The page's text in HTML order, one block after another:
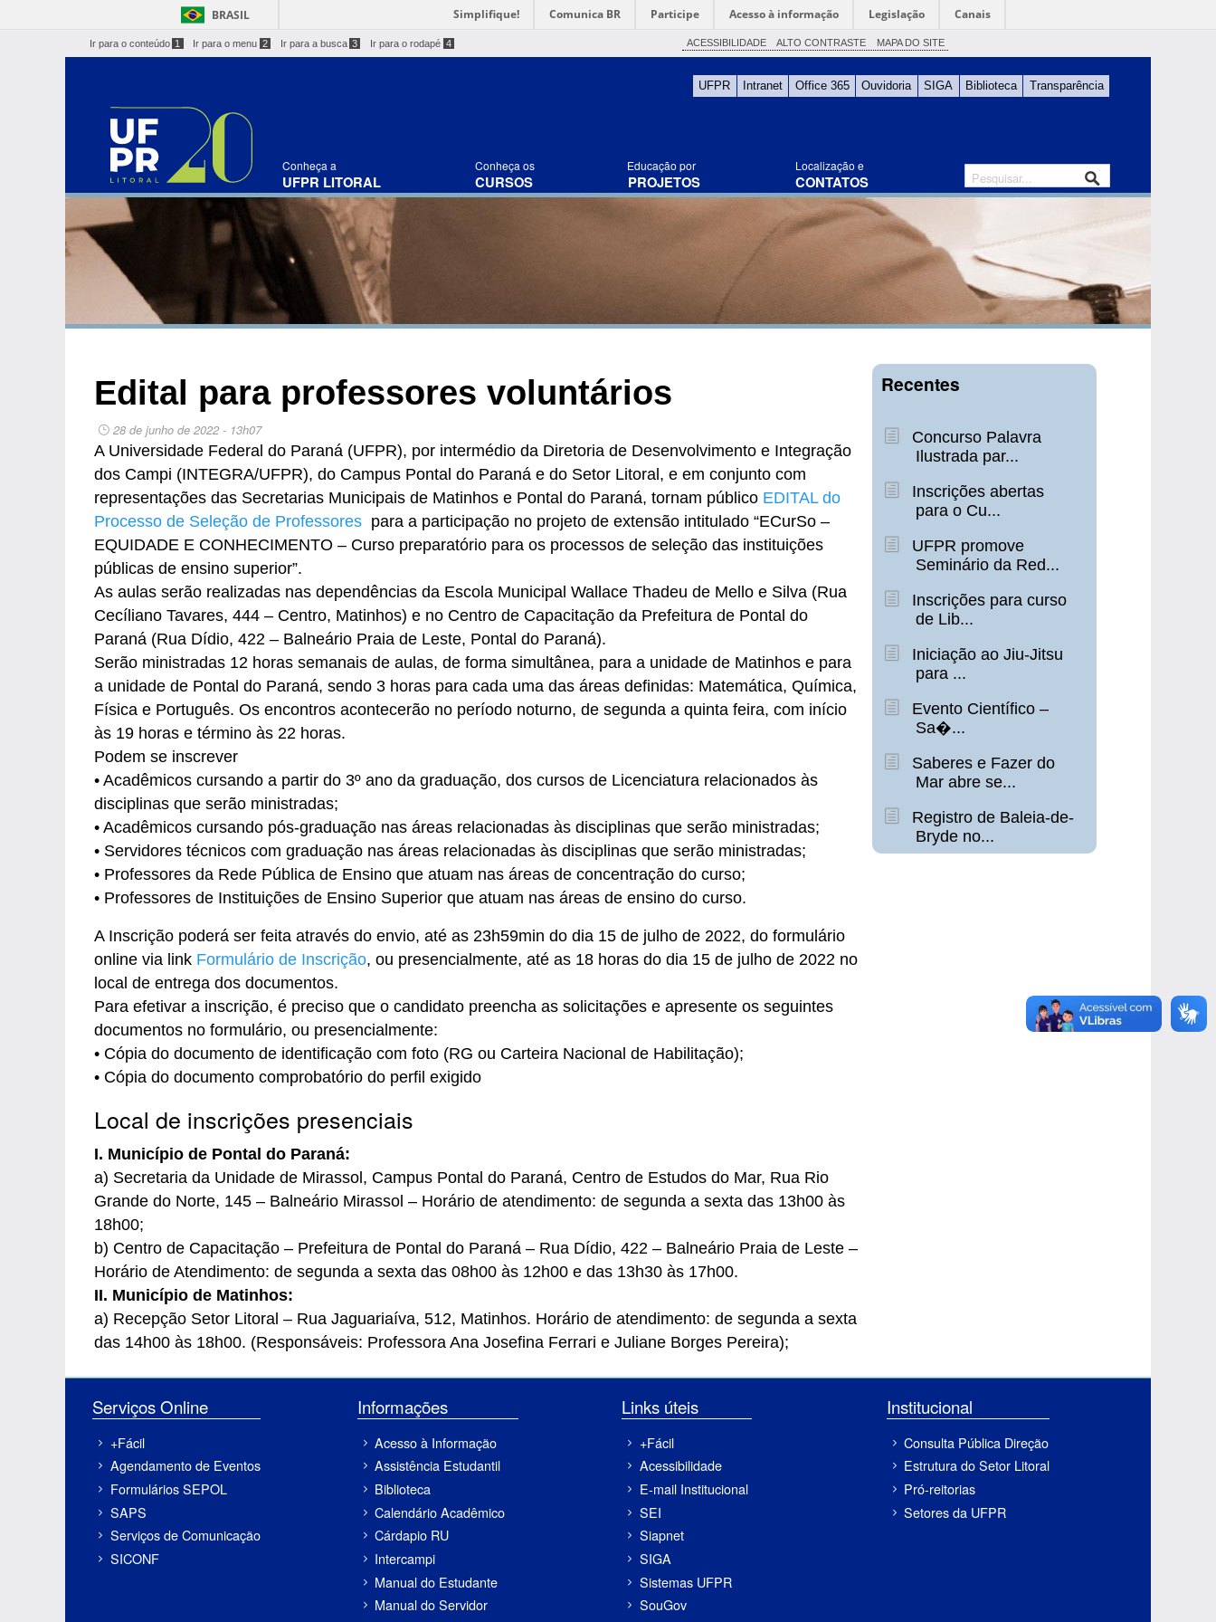
BRASIL Simplifique! Comunica BR Participe Acesso à informação Legislação Canais
Ir para o conteúdo 1 Ir para o menu 2 Ir para a busca 3 Ir para o rodapé 4 ACESSIBILIDADE ALTO CONTRASTE MAPA DO SITE
UFPR Intranet Office 365 Ouvidoria SIGA Biblioteca Transparência
Conheça a
UFPR LITORAL
Conheça os
CURSOS
Educação por
PROJETOS
Localização e
CONTATOS
Edital para professores voluntários
28 de junho de 2022 - 13h07
A Universidade Federal do Paraná (UFPR), por intermédio da Diretoria de Desenvolvimento e Integração
dos Campi (INTEGRA/UFPR), do Campus Pontal do Paraná e do Setor Litoral, e em conjunto com
representações das Secretarias Municipais de Matinhos e Pontal do Paraná, tornam público EDITAL do
Processo de Seleção de Professorespara a participação no projeto de extensão intitulado “ECurSo –
EQUIDADE E CONHECIMENTO – Curso preparatório para os processos de seleção das instituições
públicas de ensino superior”.
As aulas serão realizadas nas dependências da Escola Municipal Wallace Thadeu de Mello e Silva (Rua
Cecíliano Tavares, 444 – Centro, Matinhos) e no Centro de Capacitação da Prefeitura de Pontal do
Paraná (Rua Dídio, 422 – Balneário Praia de Leste, Pontal do Paraná).
Serão ministradas 12 horas semanais de aulas, de forma simultânea, para a unidade de Matinhos e para
a unidade de Pontal do Paraná, sendo 3 horas para cada uma das áreas definidas: Matemática, Química,
Física e Português. Os encontros acontecerão no período noturno, de segunda a quinta feira, com início
às 19 horas e término às 22 horas.
Podem se inscrever
• Acadêmicos cursando a partir do 3º ano da graduação, dos cursos de Licenciatura relacionados às
disciplinas que serão ministradas;
• Acadêmicos cursando pós-graduação nas áreas relacionadas às disciplinas que serão ministradas;
• Servidores técnicos com graduação nas áreas relacionadas às disciplinas que serão ministradas;
• Professores da Rede Pública de Ensino que atuam nas áreas de concentração do curso;
• Professores de Instituições de Ensino Superior que atuam nas áreas de ensino do curso.
A Inscrição poderá ser feita através do envio, até as 23h59min do dia 15 de julho de 2022, do formulário
online via link Formulário de Inscrição, ou presencialmente, até as 18 horas do dia 15 de julho de 2022 no
local de entrega dos documentos.
Para efetivar a inscrição, é preciso que o candidato preencha as solicitações e apresente os seguintes
documentos no formulário, ou presencialmente:
• Cópia do documento de identificação com foto (RG ou Carteira Nacional de Habilitação);
• Cópia do documento comprobatório do perfil exigido
Local de inscrições presenciais
I. Município de Pontal do Paraná:
a) Secretaria da Unidade de Mirassol, Campus Pontal do Paraná, Centro de Estudos do Mar, Rua Rio
Grande do Norte, 145 – Balneário Mirassol – Horário de atendimento: de segunda a sexta das 13h00 às
18h00;
b) Centro de Capacitação – Prefeitura de Pontal do Paraná – Rua Dídio, 422 – Balneário Praia de Leste –
Horário de Atendimento: de segunda a sexta das 08h00 às 12h00 e das 13h30 às 17h00.
II. Município de Matinhos:
a) Recepção Setor Litoral – Rua Jaguariaíva, 512, Matinhos. Horário de atendimento: de segunda a sexta
das 14h00 às 18h00. (Responsáveis: Professora Ana Josefina Ferrari e Juliane Borges Pereira);
Recentes
Concurso Palavra
Ilustrada par...
Inscrições abertas
para o Cu...
UFPR promove
Seminário da Red...
Inscrições para curso
de Lib...
Iniciação ao Jiu-Jitsu
para ...
Evento Científico –
Sa�...
Saberes e Fazer do
Mar abre se...
Registro de Baleia-de-
Bryde no...
Serviços Online
+Fácil
Agendamento de Eventos
Formulários SEPOL
SAPS
Serviços de Comunicação
SICONF
Informações
Acesso à Informação
Assistência Estudantil
Biblioteca
Calendário Acadêmico
Cárdapio RU
Intercampi
Manual do Estudante
Manual do Servidor
Links úteis
+Fácil
Acessibilidade
E-mail Institucional
SEI
Siapnet
SIGA
Sistemas UFPR
SouGov
Institucional
Consulta Pública Direção
Estrutura do Setor Litoral
Pró-reitorias
Setores da UFPR